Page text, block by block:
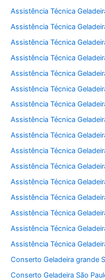
Assistência Técnica
Assistência Técnica
Assistência Técnica
Assistência Técnica
Assistência Técnica
Assistência Técnica
Assistência Técnica
Assistência Técnica
Assistência Técnica
Assistência Técnica
Assistência Técnica
Assistência Técnica
Assistência Técnica
Assistência Técnica
Assistência Técnica
Assistência Técnica
Conserto Geladeira grande
Conserto Geladeira São